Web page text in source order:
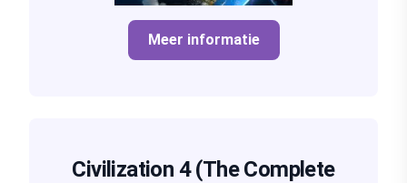
Meer informatie
Civilization 4 (The Complete